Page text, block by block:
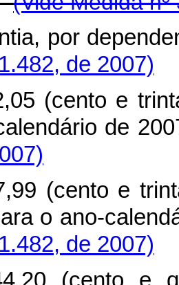
por
de 2007)
(cento e
(cento e
para o
de 2007)